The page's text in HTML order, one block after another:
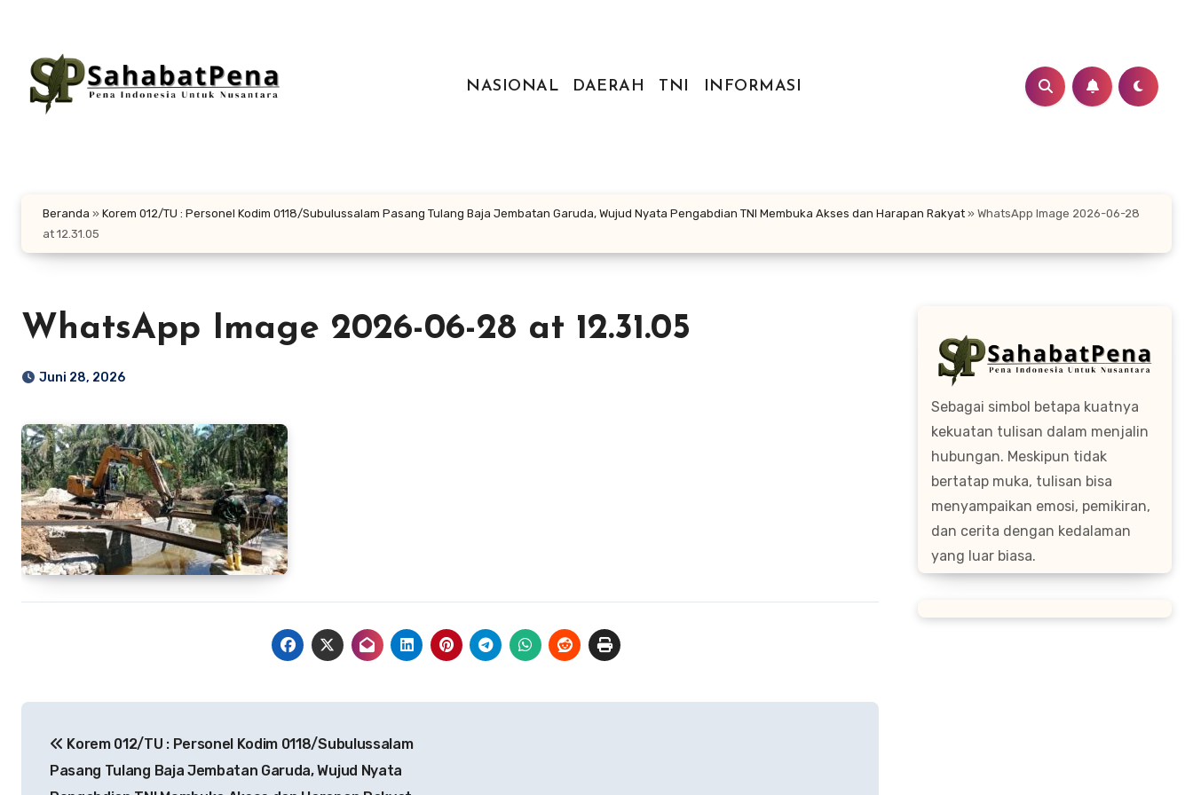
konten
NASIONAL
DAERAH TNI INFORMASI
Beranda » Korem 012/TU : Personel Kodim 0118/Subulussalam Pasang Tulang Baja Jembatan Garuda, Wujud Nyata Pengabdian TNI Membuka Akses dan Harapan Rakyat » WhatsApp Image 2026-06-28
at 12.31.05
WhatsApp Image 2026-06-28 at 12.31.05
Juni 28, 2026
pos Korem 012/TU : Personel Kodim 0118/Subulussalam
Pasang Tulang Baja Jembatan Garuda, Wujud Nyata
Sebagai simbol betapa kuatnya
kekuatan tulisan dalam menjalin
hubungan. Meskipun tidak
bertatap muka, tulisan bisa
menyampaikan emosi, pemikiran,
dan cerita dengan kedalaman
yang luar biasa.